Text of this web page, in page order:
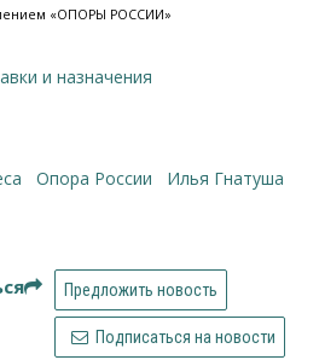
«ОПОРЫ РОССИИ»
и назначения
Опора России
Илья Гнатуша
Предложить новость
Подписаться на новости